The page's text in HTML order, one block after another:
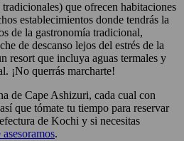
que ofrecen habitaciones
establecimientos donde tendrás la
de la gastronomía tradicional,
de descanso lejos del estrés de la
resort que incluya aguas termales y
¡No querrás marcharte!
de Cape Ashizuri, cada cual con
que tómate tu tiempo para reservar
de Kochi y si necesitas
.